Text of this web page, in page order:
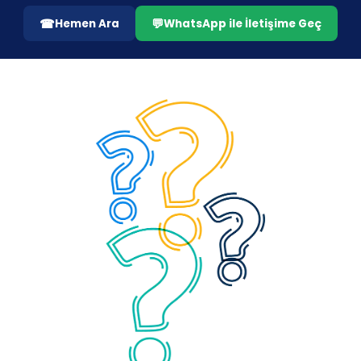
Akustik kabin fiyatları 2026 yılında tek bir rakamla
açıklanabilecek kadar basit değil. Piyasada benzer
görünümlü birçok model bulunsa da fiyat farkını
seviyesidir. Panel katman yapısı, cam bileşeni, kapı
sızdırmazlığı, gövde rijitliği, havalandırma kalitesi,
elektrik altyapısı ve montaj standardı gibi başlıklar
fiyatı doğrudan etkiler. Bu nedenle “en ucuz kabin”
çoğu zaman toplam maliyeti en yüksek seçenek
olabilir; çünkü performans düştüğünde revizyon,
bakım ve kullanım kaybı devreye girer.
2026 pazarında kurumsal alım ekipleri artık daha
olgun bir yaklaşım benimsiyor: ilk satın alma bedeli
yerine toplam sahip olma maliyeti (TCO)
üzerinden karar veriliyor. Bu yaklaşımda ilk fiyatın
☎Hemen Ara 💬WhatsApp ile İletişime Geç